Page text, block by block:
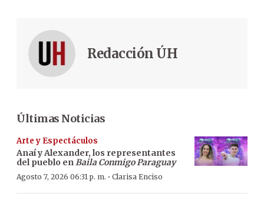
Redacción ÚH
Últimas Noticias
Arte y Espectáculos
Anaí y Alexander, los representantes
del pueblo enBaila Conmigo Paraguay
Agosto 7, 2026 06:31 p. m. · Clarisa Enciso